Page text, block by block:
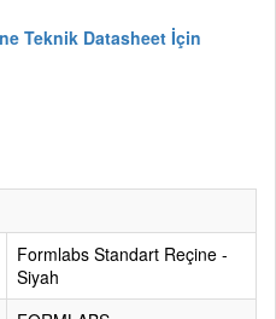
Teknik Datasheet İçin
Formlabs Standart Reçine -
Siyah